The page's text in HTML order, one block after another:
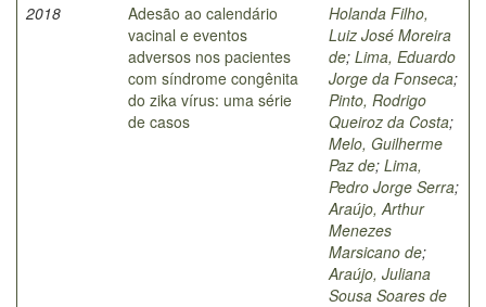
2018
Adesão ao calendário
vacinal e eventos
adversos nos pacientes
com síndrome congênita
do zika vírus: uma série
de casos
Holanda Filho,
Luiz José Moreira
de; Lima, Eduardo
Jorge da Fonseca;
Pinto, Rodrigo
Queiroz da Costa;
Melo, Guilherme
Paz de; Lima,
Pedro Jorge Serra;
Araújo, Arthur
Menezes
Marsicano de;
Araújo, Juliana
Sousa Soares de